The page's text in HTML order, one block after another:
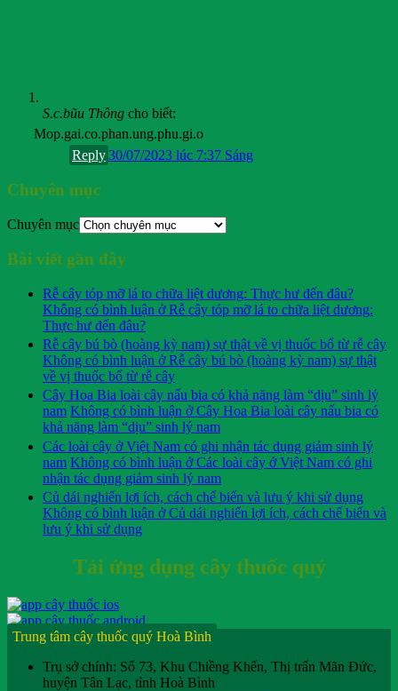
S.c.bũu Thông cho biết:
Mop.gai.co.phan.ung.phu.gi.o
30/07/2023 lúc 7:37 Sáng
Reply
Chuyên mục
Chuyên mục
Bài viết gần đây
Rễ cây tóp mỡ lá to chữa liệt dương: Thực hư đến đâu?
Không có bình luận ở Rễ cây tóp mỡ lá to chữa liệt dương:
Thực hư đến đâu?
Rễ cây bú bò (hoàng kỳ nam) sự thật về vị thuốc bổ từ rễ cây
Không có bình luận ở Rễ cây bú bò (hoàng kỳ nam) sự thật
về vị thuốc bổ từ rễ cây
Cây Hoa Bia loài cây nấu bia có khả năng làm “dịu” sinh lý
nam Không có bình luận ở Cây Hoa Bia loài cây nấu bia có
khả năng làm “dịu” sinh lý nam
Các loài cây ở Việt Nam có ghi nhận tác dụng giảm sinh lý
nam Không có bình luận ở Các loài cây ở Việt Nam có ghi
nhận tác dụng giảm sinh lý nam
Củ dái nghiến lợi ích, cách chế biến và lưu ý khi sử dụng
Không có bình luận ở Củ dái nghiến lợi ích, cách chế biến và
lưu ý khi sử dụng
Tải ứng dụng cây thuốc quý
Trung tâm cây thuốc quý Hoà Bình
Trụ sở chính: Số 73, Khu Chiềng Khến, Thị trấn Mãn Đức,
huyện Tân Lạc, tỉnh Hoà Bình